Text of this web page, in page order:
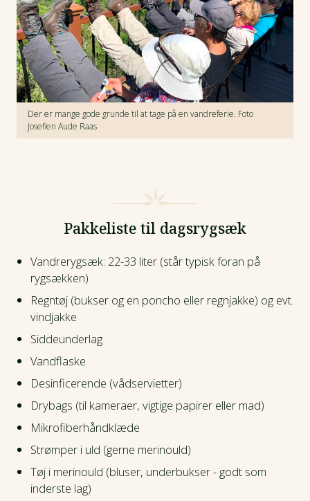
Der er mange gode grunde til at tage på en vandreferie. Foto
Josefien Aude Raas
Pakkeliste til dagsrygsæk
Vandrerygsæk: 22-33 liter (står typisk foran på
rygsækken)
Regntøj (bukser og en poncho eller regnjakke) og evt.
vindjakke
Siddeunderlag
Vandflaske
Desinficerende (vådservietter)
Drybags (til kameraer, vigtige papirer eller mad)
Mikrofiberhåndklæde
Strømper i uld (gerne merinould)
Tøj i merinould (bluser, underbukser - godt som
inderste lag)